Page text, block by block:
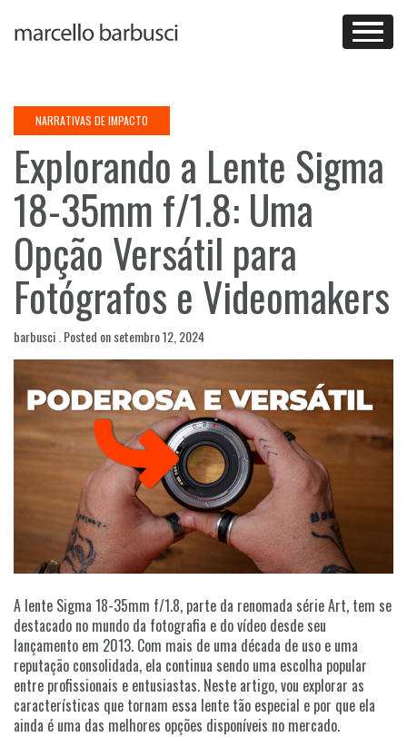
NARRATIVAS DE IMPACTO
Explorando a Lente Sigma
18-35mm f/1.8: Uma
Opção Versátil para
Fotógrafos e Videomakers
barbusci .Posted onsetembro 12, 2024
A lente Sigma 18-35mm f/1.8, parte da renomada série Art, tem se
destacado no mundo da fotografia e do vídeo desde seu
lançamento em 2013. Com mais de uma década de uso e uma
reputação consolidada, ela continua sendo uma escolha popular
entre profissionais e entusiastas. Neste artigo, vou explorar as
características que tornam essa lente tão especial e por que ela
ainda é uma das melhores opções disponíveis no mercado.